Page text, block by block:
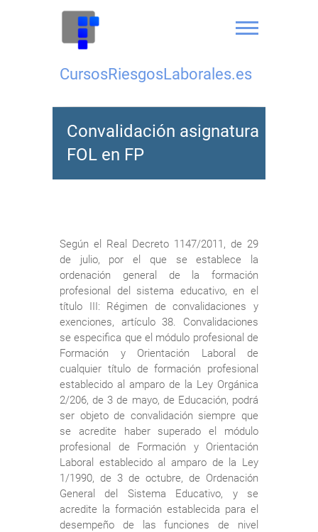
contenido
CursosRiesgosLaborales.es
Convalidación asignatura
FOL en FP
Según el Real Decreto 1147/2011, de 29
de julio, por el que se establece la
ordenación general de la formación
profesional del sistema educativo, en el
título III: Régimen de convalidaciones y
exenciones, artículo 38. Convalidaciones
se especifica que el módulo profesional de
Formación y Orientación Laboral de
cualquier título de formación profesional
establecido al amparo de la Ley Orgánica
2/206, de 3 de mayo, de Educación, podrá
ser objeto de convalidación siempre que
se acredite haber superado el módulo
profesional de Formación y Orientación
Laboral establecido al amparo de la Ley
1/1990, de 3 de octubre, de Ordenación
General del Sistema Educativo, y se
acredite la formación establecida para el
desempeño de las funciones de nivel